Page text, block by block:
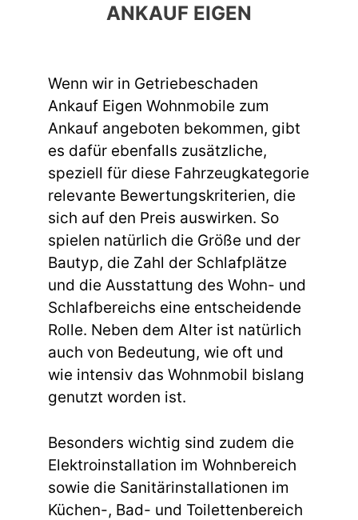
ANKAUF EIGEN
Wenn wir in Getriebeschaden
Ankauf Eigen Wohnmobile zum
Ankauf angeboten bekommen, gibt
es dafür ebenfalls zusätzliche,
speziell für diese Fahrzeugkategorie
relevante Bewertungskriterien, die
sich auf den Preis auswirken. So
spielen natürlich die Größe und der
Bautyp, die Zahl der Schlafplätze
und die Ausstattung des Wohn- und
Schlafbereichs eine entscheidende
Rolle. Neben dem Alter ist natürlich
auch von Bedeutung, wie oft und
wie intensiv das Wohnmobil bislang
genutzt worden ist.
Besonders wichtig sind zudem die
Elektroinstallation im Wohnbereich
sowie die Sanitärinstallationen im
Küchen-, Bad- und Toilettenbereich